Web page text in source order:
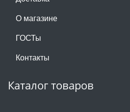
О магазине
ГОСТы
Контакты
Каталог товаров